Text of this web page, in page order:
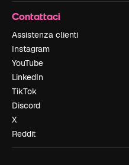
Contattaci
Assistenza clienti
Instagram
YouTube
LinkedIn
TikTok
Discord
X
Reddit